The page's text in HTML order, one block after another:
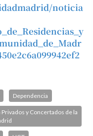
noticia
Dependencia
y Concertados de la